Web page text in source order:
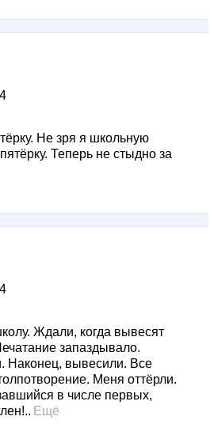
Не зря я школьную
Теперь не стыдно за
Ждали, когда вывесят
запаздывало.
Наконец, вывесили. Все
Меня оттёрли.
в числе первых,
Ещё